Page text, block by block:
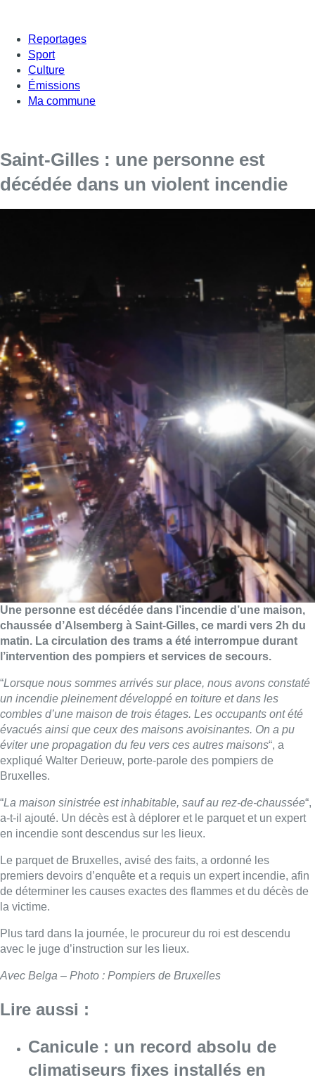
Reportages
Sport
Culture
Émissions
Ma commune
Saint-Gilles : une personne est
décédée dans un violent incendie
Une personne est décédée dans l’incendie d’une maison,
chaussée d’Alsemberg à Saint-Gilles, ce mardi vers 2h du
matin. La circulation des trams a été interrompue durant
l’intervention des pompiers et services de secours.
“Lorsque nous sommes arrivés sur place, nous avons constaté
un incendie pleinement développé en toiture et dans les
combles d’une maison de trois étages. Les occupants ont été
évacués ainsi que ceux des maisons avoisinantes. On a pu
éviter une propagation du feu vers ces autres maisons“, a
expliqué Walter Derieuw, porte-parole des pompiers de
Bruxelles.
“La maison sinistrée est inhabitable, sauf au rez-de-chaussée“,
a-t-il ajouté. Un décès est à déplorer et le parquet et un expert
en incendie sont descendus sur les lieux.
Le parquet de Bruxelles, avisé des faits, a ordonné les
premiers devoirs d’enquête et a requis un expert incendie, afin
de déterminer les causes exactes des flammes et du décès de
la victime.
Plus tard dans la journée, le procureur du roi est descendu
avec le juge d’instruction sur les lieux.
Avec Belga – Photo : Pompiers de Bruxelles
Lire aussi :
Canicule : un record absolu de
climatiseurs fixes installés en